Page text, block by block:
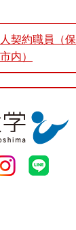
契約職員（
内）